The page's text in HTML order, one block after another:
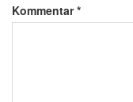
Kommentar*